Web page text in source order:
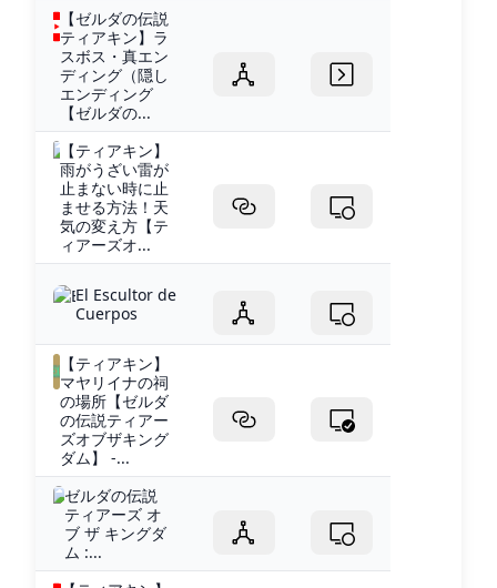
【ゼルダの伝説
ティアキン】ラ
スボス・真エン
ディング（隠し
エンディング
【ゼルダの...
【ティアキン】
雨がうざい雷が
止まない時に止
ませる方法！天
気の変え方【テ
ィアーズオ...
El Escultor de
Cuerpos
【ティアキン】
マヤリイナの祠
の場所【ゼルダ
の伝説ティアー
ズオブザキング
ダム】 -...
ゼルダの伝説
ティアーズ オ
ブ ザ キングダ
ム :...